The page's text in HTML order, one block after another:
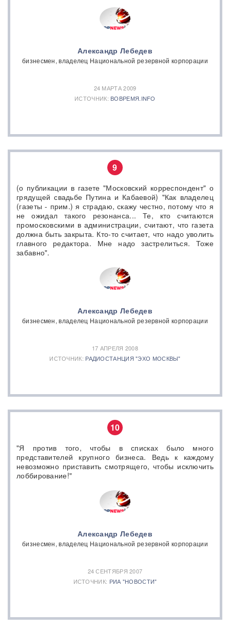
Александр Лебедев
бизнесмен, владелец Национальной резервной корпорации
24 МАРТА 2009
ИСТОЧНИК: ВОВРЕМЯ.INFO
9
(о публикации в газете "Московский корреспондент" о
грядущей свадьбе Путина и Кабаевой) "Как владелец
(газеты - прим.) я страдаю, скажу честно, потому что я
не ожидал такого резонанса... Те, кто считаются
промосковскими в администрации, считают, что газета
должна быть закрыта. Кто-то считает, что надо уволить
главного редактора. Мне надо застрелиться. Тоже
забавно".
Александр Лебедев
бизнесмен, владелец Национальной резервной корпорации
17 АПРЕЛЯ 2008
ИСТОЧНИК: РАДИОСТАНЦИЯ "ЭХО МОСКВЫ"
10
"Я против того, чтобы в списках было много
представителей крупного бизнеса. Ведь к каждому
невозможно приставить смотрящего, чтобы исключить
лоббирование!"
Александр Лебедев
бизнесмен, владелец Национальной резервной корпорации
24 СЕНТЯБРЯ 2007
ИСТОЧНИК: РИА "НОВОСТИ"